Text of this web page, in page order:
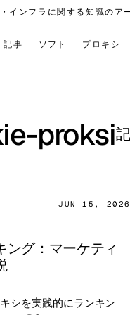
ンフラに関する知識のア
記事 ソフト プロキシ
proksi
JUN 15, 2026
ング：マーケティ
シを実践的にランキン